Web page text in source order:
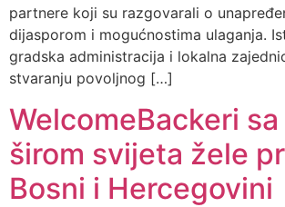
partnere koji su razgovarali o
dijasporom i mogućnostima ulaganja.
gradska administracija i lokalna
stvaranju povoljnog […]
WelcomeBackeri
širom svijeta žele
Bosni i Hercegovini